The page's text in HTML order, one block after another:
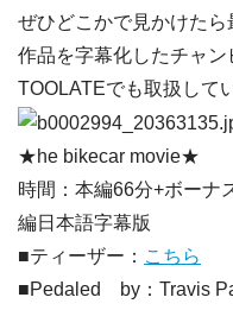
ぜひどこかで見かけた
作品を字幕化したチャン
TOOLATEでも取扱して
★he bikecar movie★
時間：本編66分+ボー
編日本語字幕版
■ティーザー： こちら
■Pedaled by：Travis